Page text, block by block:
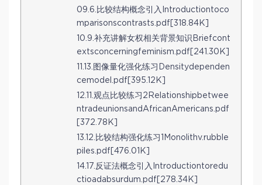
09.6.比较结构概念引入Introductiontoco
mparisonscontrasts.pdf[318.84K]
10.9.补充讲解女权相关背景知识Briefcont
extsconcerningfeminism.pdf[241.30K]
11.13.图像量化强化练习Densitydependen
cemodel.pdf[395.12K]
12.11.观点比较练习2Relationshipbetwee
ntradeunionsandAfricanAmericans.pdf
[372.78K]
13.12.比较结构强化练习1Monolithv.rubble
piles.pdf[476.01K]
14.17.反证法概念引入Introductiontoredu
ctioadabsurdum.pdf[278.34K]